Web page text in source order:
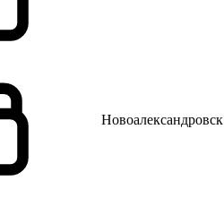
Новоалександровск